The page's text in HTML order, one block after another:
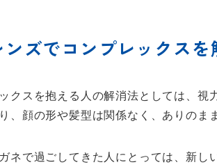
ズでコンプレックスを
クスを抱える人の解消法としては、
、顔の形や髪型は関係なく、ありのま
ネで過ごしてきた人にとっては、新